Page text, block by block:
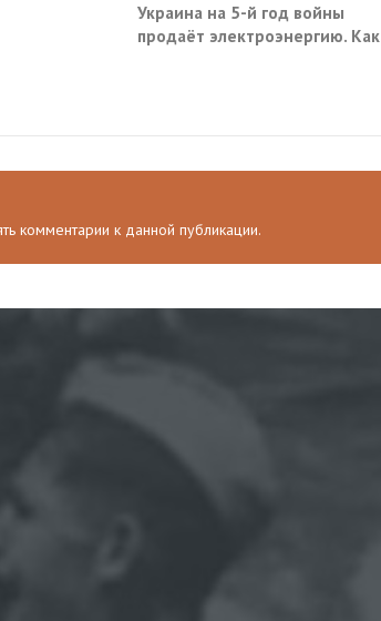
Украина на 5-й год войны
продаёт электроэнергию. Как
комментарии к данной публикации.